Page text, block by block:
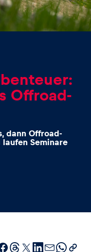
Alle anzeigen
Alle anzeigen
Offroad-
dann Offroad-
laufen Seminare